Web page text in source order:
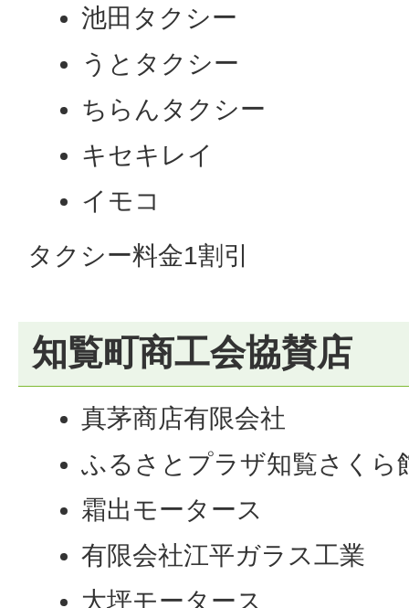
池田タクシー
うとタクシー
ちらんタクシー
キセキレイ
イモコ
タクシー料金1割引
知覧町商工会協賛店
真茅商店有限会社
ふるさとプラザ知覧さくら
霜出モータース
有限会社江平ガラス工業
大坪モータース